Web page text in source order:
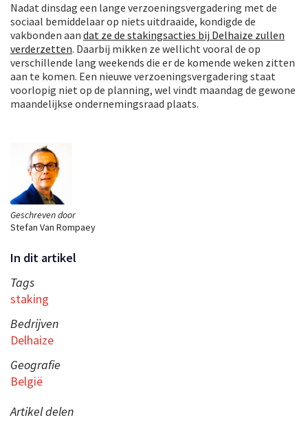
Geschreven door
Stefan Van Rompaey
In dit artikel
Tags
staking
Bedrijven
Delhaize
Geografie
België
Artikel delen
Nadat dinsdag een lange verzoeningsvergadering met de
sociaal bemiddelaar op niets uitdraaide, kondigde de
vakbonden aan dat ze de stakingsacties bij Delhaize zullen
verderzetten. Daarbij mikken ze wellicht vooral de op
verschillende lang weekends die er de komende weken zitten
aan te komen. Een nieuwe verzoeningsvergadering staat
voorlopig niet op de planning, wel vindt maandag de gewone
maandelijkse ondernemingsraad plaats.